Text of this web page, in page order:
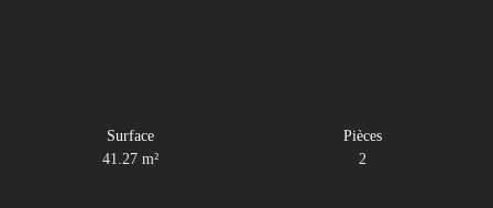
Surface
41.27 m²
Pièces
2